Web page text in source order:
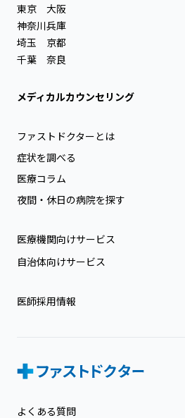
東京
神奈川
埼玉
千葉
大阪
兵庫
京都
奈良
メディカルカウンセリング
ファストドクターとは
症状を調べる
医療コラム
夜間・休日の病院を探す
医療機関向けサービス
自治体向けサービス
医師採用情報
よくある質問